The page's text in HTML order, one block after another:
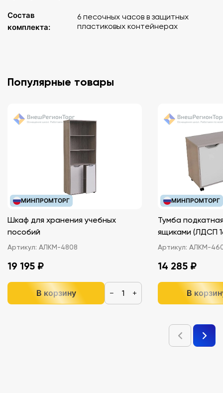
Состав
комплекта:
6 песочных часов в защитных
пластиковых контейнерах
Популярные товары
МИНПРОМТОРГ
Шкаф для хранения учебных
пособий
Артикул: АЛКМ-4808
19 195 ₽
В корзину − +
МИНПРОМТОРГ
Тумба
ящиками
Артикул: АЛКМ-
14 285 ₽
В